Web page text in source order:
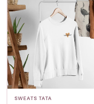
SWEATS TATA